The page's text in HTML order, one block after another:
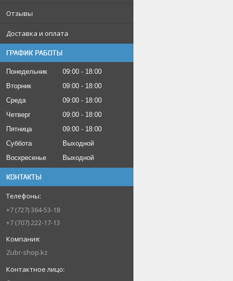
Отзывы
Доставка и оплата
ГРАФИК РАБОТЫ
Понедельник 09:00
18:00
Вторник
09:00
18:00
Среда
09:00
18:00
Четверг
09:00
18:00
Пятница
09:00
18:00
Суббота
Выходной
Воскресенье
Выходной
КОНТАКТЫ
+7 (727) 364-53-18
+7 (707) 222-17-13
Zubr-shop.kz